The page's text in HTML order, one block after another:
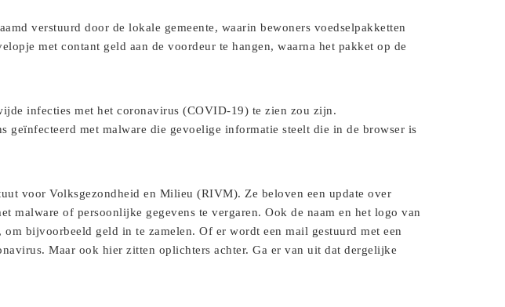
verstuurd door de lokale gemeente, waarin bewoners voedselpakketten
met contant geld aan de voordeur te hangen, waarna het pakket op de
infecties met het coronavirus (COVID-19) te zien zou zijn.
geïnfecteerd met malware die gevoelige informatie steelt die in de browser is
voor Volksgezondheid en Milieu (RIVM). Ze beloven een update over
malware of persoonlijke gegevens te vergaren. Ook de naam en het logo van
bijvoorbeeld geld in te zamelen. Of er wordt een mail gestuurd met een
Maar ook hier zitten oplichters achter. Ga er van uit dat dergelijke